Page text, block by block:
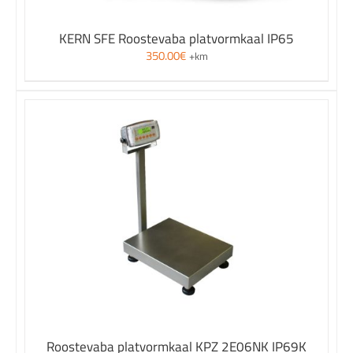
KERN SFE Roostevaba platvormkaal IP65
350.00€ +km
Roostevaba platvormkaal KPZ 2E06NK IP69K